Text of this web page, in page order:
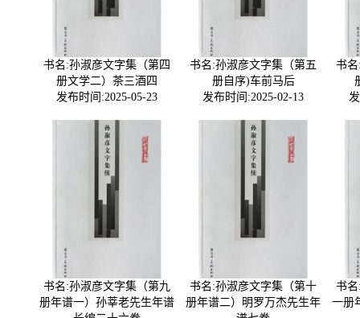
书名:孙淑彦文字集（第四
册文学二）茶三酒四
发布时间:2025-05-23
书名:孙淑彦文字集（第五
册自序)车前马后
发布时间:2025-02-13
书
书名:孙淑彦文字集（第九
册年谱一）孙莘老先生年谱
书名:孙淑彦文字集（第十
册年谱二）明罗万杰先生年
书
一册